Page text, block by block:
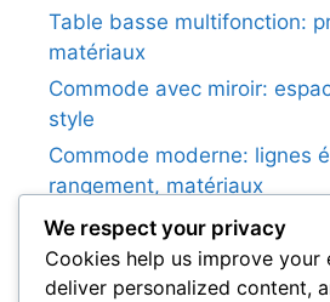
Table basse multifonction:
matériaux
Commode avec miroir:
style
Commode moderne: lignes
rangement, matériaux
Table à manger extensible:
style, matériaux
We respect your privacy
Cookies help us improve your
deliver personalized content,